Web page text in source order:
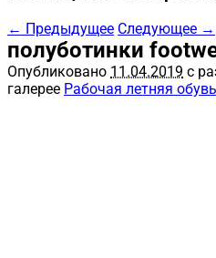
← Предыдущее Следующее →
полуботинки
Опубликовано 11.04.2019 с
галерее Рабочая летняя обувь